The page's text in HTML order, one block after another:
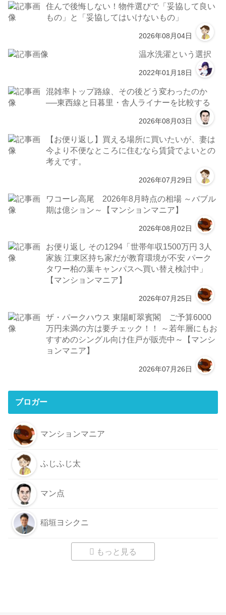
住んで後悔しない！物件選びで「妥協して良い
もの」と「妥協してはいけないもの」
2026年08月04日
温水洗濯という選択
2022年01月18日
混雑率トップ路線、その後どう変わったのか
──東西線と日暮里・舎人ライナーを比較する
2026年08月03日
【お便り返し】買える場所に買いたいが、妻は
今より不便なところに住むなら賃貸でよいとの
考えです。
2026年07月29日
ワコーレ高尾 2026年8月時点の相場 ～バブル
期は億ション～【マンションマニア】
2026年08月02日
お便り返し その1294「世帯年収1500万円 3人
家族 江東区持ち家だが教育環境が不安 パーク
タワー柏の葉キャンパスへ買い替え検討中」
【マンションマニア】
2026年07月25日
ザ・パークハウス 東陽町翠賓閣 ご予算6000
万円未満の方は要チェック！！ ～若年層にもお
すすめのシングル向け住戸が販売中～【マンシ
ョンマニア】
2026年07月26日
ブロガー
マンションマニア
ふじふじ太
マン点
稲垣ヨシクニ
もっと見る